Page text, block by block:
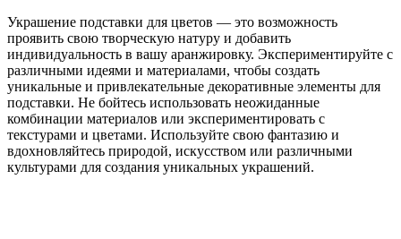
Украшение подставки для цветов — это возможность
проявить свою творческую натуру и добавить
индивидуальность в вашу аранжировку. Экспериментируйте с
различными идеями и материалами, чтобы создать
уникальные и привлекательные декоративные элементы для
подставки. Не бойтесь использовать неожиданные
комбинации материалов или экспериментировать с
текстурами и цветами. Используйте свою фантазию и
вдохновляйтесь природой, искусством или различными
культурами для создания уникальных украшений.